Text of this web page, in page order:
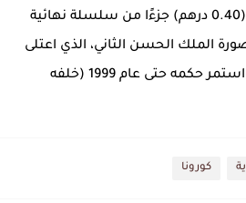
استخدم بيير طابعًا ثانيًا (0.40 درهم) جزءًا من سلسلة نهائية
تحمل صورة الملك الحسن الثاني، الذي اعتلى
العرش في فبراير 1961، واستمر حكمه حتى عام 1999 (خلفه
كورونا